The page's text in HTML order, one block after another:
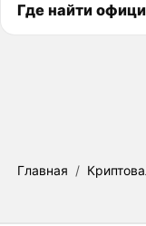
Где найти
Главная /